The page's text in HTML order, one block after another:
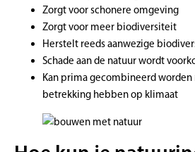
Zorgt voor schonere omgeving
Zorgt voor meer biodiversiteit
Herstelt reeds aanwezige
Schade aan de natuur wordt
Kan prima gecombineerd
betrekking hebben op klimaat